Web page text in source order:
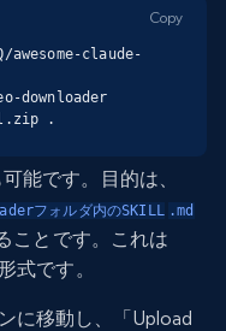
claude-
downloader
.
Copy
能です。目的は、
フォルダ内のSKILL .md
ことです。これは
式です。
に移動し、「Upload